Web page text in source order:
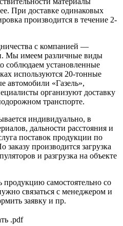
При доставке одинаковых
производится в течение 2-
с компанией —
Мы имеем различные виды
соблюдаем установленные
используются 20-тонные
автомобили «Газель»,
организуют доставку
транспорте.
индивидуально, в
дальности расстояния и
поставок продукции по
производится загрузка
и разгрузка на объекте
продукцию самостоятельно со
связаться с менеджером и
заявку и пр.
.pdf